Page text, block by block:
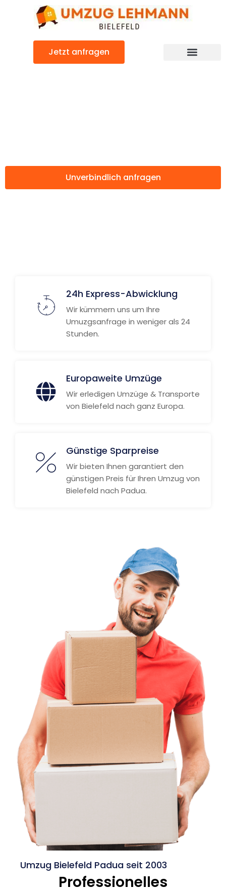
Jetzt anfragen
Unverbindlich anfragen
24h Express-Abwicklung
Wir kümmern uns um Ihre
Umuzgsanfrage in weniger als 24
Stunden.
Europaweite Umzüge
Wir erledigen Umzüge & Transporte
von Bielefeld nach ganz Europa.
Günstige Sparpreise
Wir bieten Ihnen garantiert den
günstigen Preis für Ihren Umzug von
Bielefeld nach Padua.
Umzug Bielefeld Padua seit 2003
Professionelles